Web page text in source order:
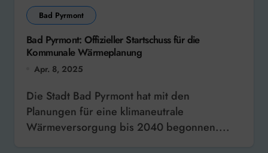
Bad Pyrmont
Bad Pyrmont: Offizieller Startschuss für die
Kommunale Wärmeplanung
Apr. 8, 2025
Die Stadt Bad Pyrmont hat mit den
Planungen für eine klimaneutrale
Wärmeversorgung bis 2040 begonnen....